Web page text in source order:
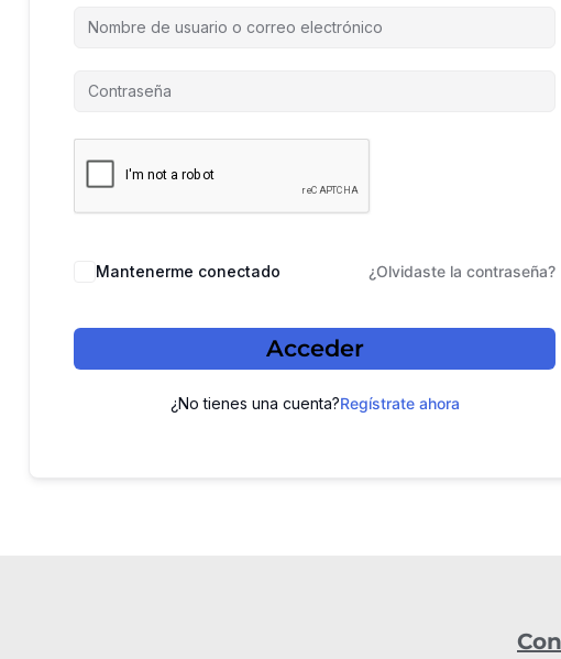
Mantenerme conectado ¿Olvidaste la contraseña?
Acceder
¿No tienes una cuenta?Regístrate ahora